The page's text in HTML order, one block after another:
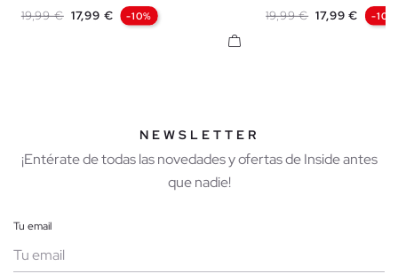
Precio base
19,99 € Precio
17,99 € -10% Precio base
19,99 € Precio
17,99 € -10%
NEWSLETTER
¡Entérate de todas las novedades y ofertas de Inside antes
que nadie!
Tu email